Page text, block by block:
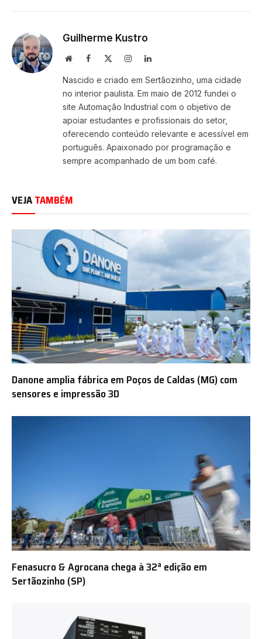
Guilherme Kustro
Site Facebook InstagramLinkedIn
Nascido e criado em Sertãozinho, uma cidade
no interior paulista. Em maio de 2012 fundei o
site Automação Industrial com o objetivo de
apoiar estudantes e profissionais do setor,
oferecendo conteúdo relevante e acessível em
português. Apaixonado por programação e
sempre acompanhado de um bom café.
VEJATAMBÉM
Danone amplia fábrica em Poços de Caldas (MG) com
sensores e impressão 3D
Fenasucro & Agrocana chega à 32ª edição em
Sertãozinho (SP)